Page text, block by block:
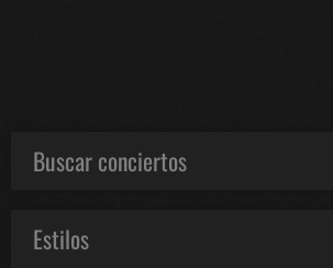
Buscar conciertos
Estilos